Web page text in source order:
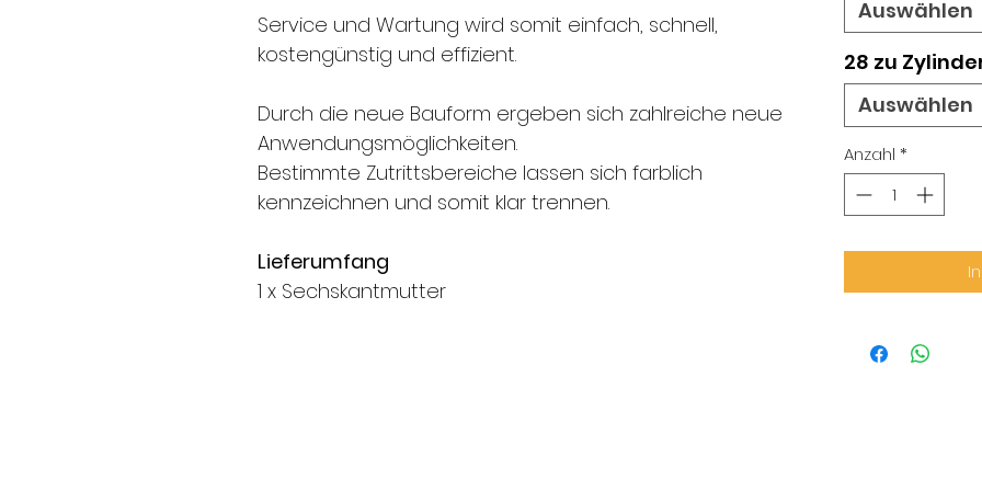
Service und Wartung wird somit einfach, schnell,
kostengünstig und effizient.
Durch die neue Bauform ergeben sich zahlreiche neue
Anwendungsmöglichkeiten.
Bestimmte Zutrittsbereiche lassen sich farblich
kennzeichnen und somit klar trennen.
Lieferumfang
1 x Sechskantmutter
Auswählen
28 zu
Auswählen
Anzahl *